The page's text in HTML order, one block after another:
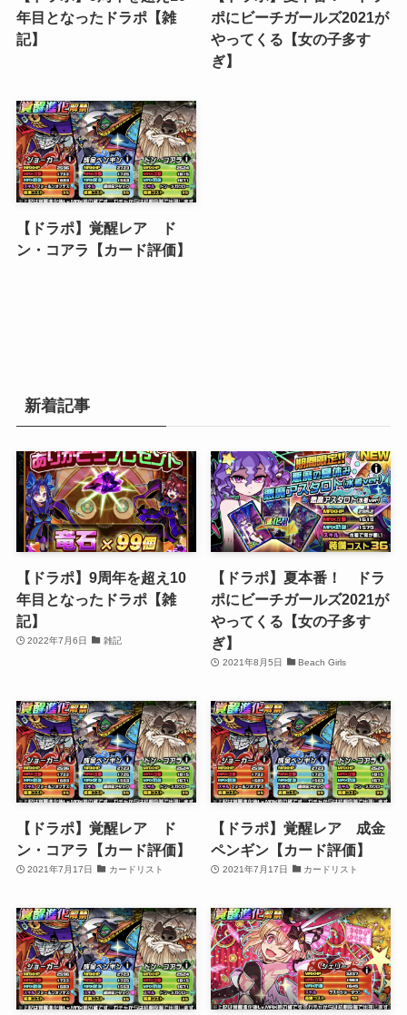
年目となったドラポ【雑
記】
ポにビーチガールズ2021が
やってくる【女の子多す
ぎ】
【ドラポ】覚醒レア ド
ン・コアラ【カード評価】
新着記事
【ドラポ】9周年を超え10
年目となったドラポ【雑
記】
2022年7月6日 雑記
【ドラポ】夏本番！ ドラ
ポにビーチガールズ2021が
やってくる【女の子多す
ぎ】
2021年8月5日 Beach Girls
【ドラポ】覚醒レア ド
ン・コアラ【カード評価】
2021年7月17日 カードリスト
【ドラポ】覚醒レア 成金
ペンギン【カード評価】
2021年7月17日 カードリスト